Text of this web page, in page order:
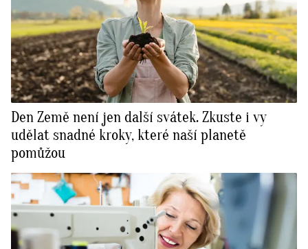
Den Země není jen další svátek. Zkuste i vy
udělat snadné kroky, které naší planetě
pomůžou